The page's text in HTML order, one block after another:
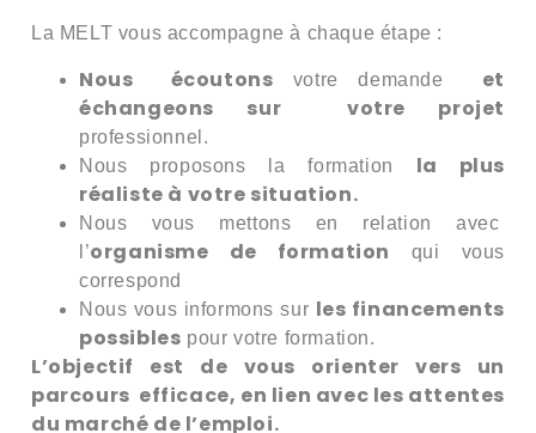
La MELT vous accompagne à chaque étape :
Nous écoutons votre demande
et
échangeons sur votre projet
professionnel.
Nous proposons la formation la plus
réaliste à votre situation.
Nous vous mettons en relation avec
l’organisme de formation
qui vous
correspond
Nous vous informons sur les financements
possibles pour votre formation.
L’objectif est de vous orienter vers un
parcours efficace, en lien avec les attentes
du marché de l’emploi.